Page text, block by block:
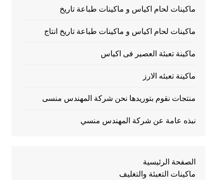
ماكينات لحام اكياس و ماكينات طباعة تاريخ
ماكينات لحام اكياس و ماكينات طباعة تاريخ انتاج
ماكينة تعبئة العصير فى اكياس
ماكينة تعبئه الارز
منتجات نقوم بتوريدها نحن شركة المهندس منسى
نبذه عامة عن شركة المهندس منسي
الصفحة الرئيسية
ماكينات التعبئة والتغليف